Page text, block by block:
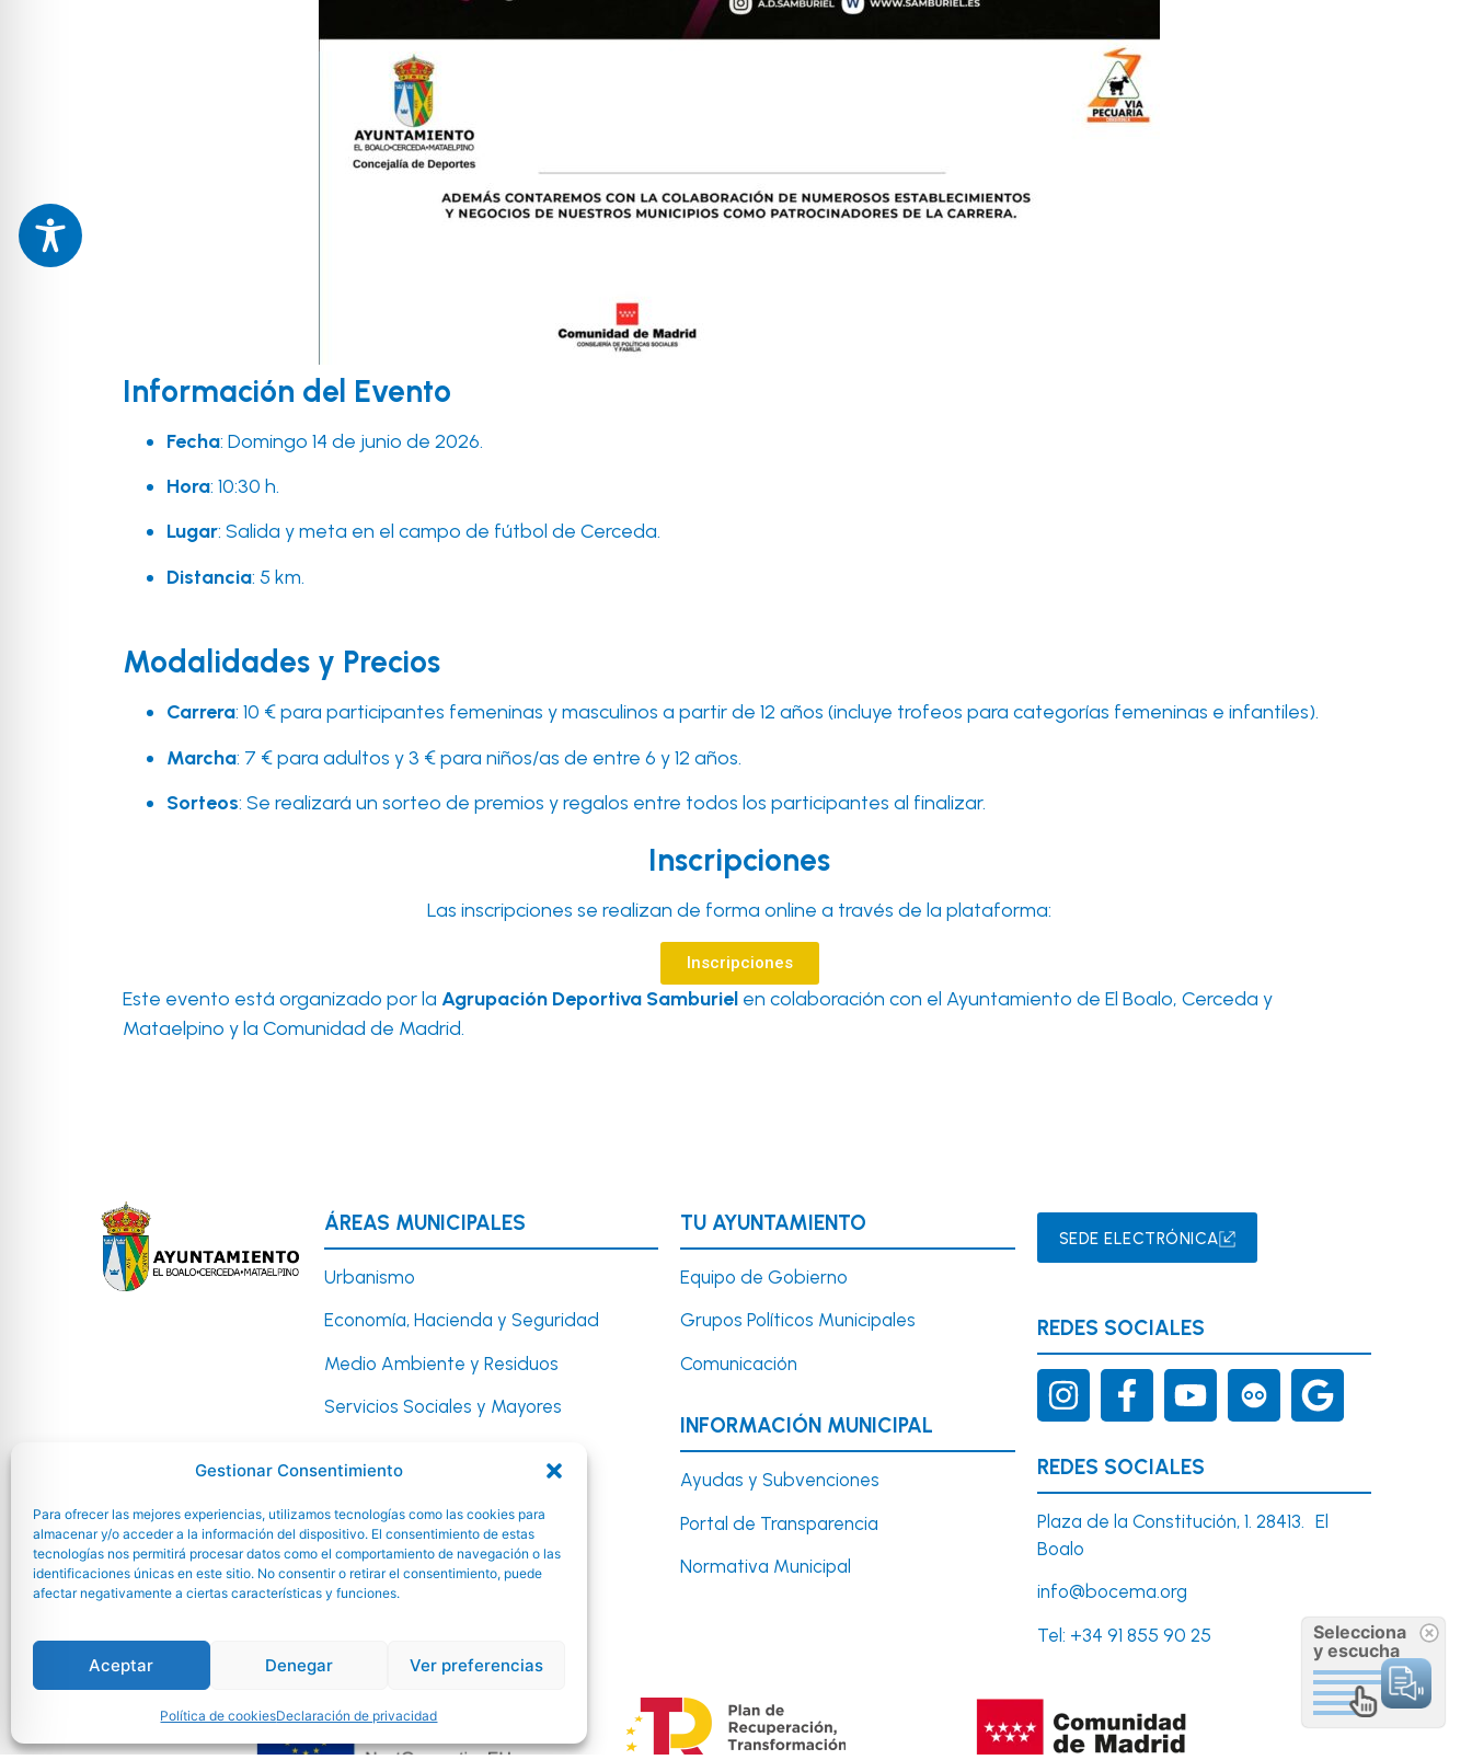
Gestionar Consentimiento
Para ofrecer las mejores experiencias, utilizamos tecnologías como las cookies para
almacenar y/o acceder a la información del dispositivo. El consentimiento de estas
tecnologías nos permitirá procesar datos como el comportamiento de navegación o las
identificaciones únicas en este sitio. No consentir o retirar el consentimiento, puede
afectar negativamente a ciertas características y funciones.
Aceptar Denegar Ver preferencias
Política de cookiesDeclaración de privacidad
Información del Evento
Fecha: Domingo 14 de junio de 2026.
Hora: 10:30 h.
Lugar: Salida y meta en el campo de fútbol de Cerceda.
Distancia: 5 km.
Modalidades y Precios
Carrera: 10 € para participantes femeninas y masculinos a partir de 12 años (incluye trofeos para categorías femeninas e infantiles).
Marcha: 7 € para adultos y 3 € para niños/as de entre 6 y 12 años.
Sorteos: Se realizará un sorteo de premios y regalos entre todos los participantes al finalizar.
Inscripciones
Las inscripciones se realizan de forma online a través de la plataforma:
Inscripciones
Este evento está organizado por la Agrupación Deportiva Samburiel en colaboración con el Ayuntamiento de El Boalo, Cerceda y
Mataelpino y la Comunidad de Madrid.
ÁREAS MUNICIPALES
Urbanismo
Economía, Hacienda y Seguridad
Medio Ambiente y Residuos
Servicios Sociales y Mayores
Infancia, Juventud y Educación
TU AYUNTAMIENTO
Equipo de Gobierno
Grupos Políticos Municipales
Comunicación
INFORMACIÓN MUNICIPAL
Ayudas y Subvenciones
Portal de Transparencia
Normativa Municipal
SEDE ELECTRÓNICA
REDES SOCIALES
REDES SOCIALES
Plaza de la Constitución, 1. 28413. El
Boalo
info@bocema.org
Tel: +34 91 855 90 25
Selecciona
y escucha